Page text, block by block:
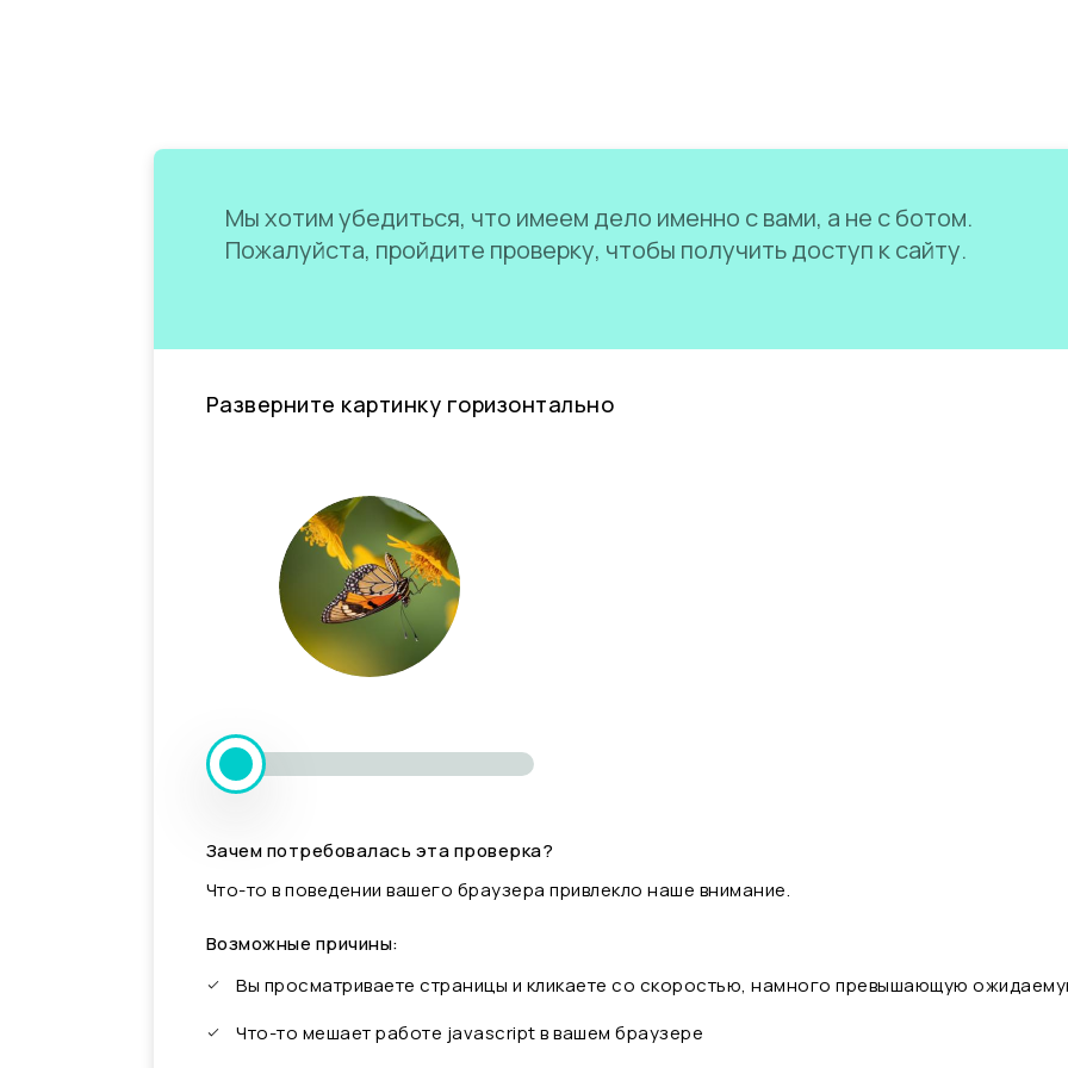
Мы хотим убедиться, что имеем дело именно с вами, а не с ботом.
Пожалуйста, пройдите проверку, чтобы получить доступ к сайту.
Разверните картинку горизонтально
Зачем потребовалась эта проверка?
Что-то в поведении вашего браузера привлекло наше внимание.
Возможные причины:
Вы просматриваете страницы и кликаете со скоростью, намного превышающую
Что-то мешает работе javascript в вашем браузере